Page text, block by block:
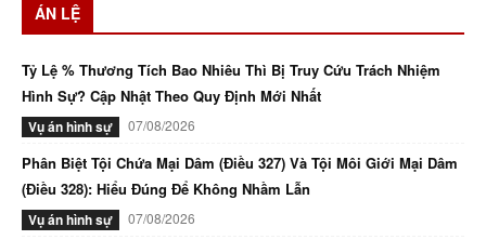
ÁN LỆ
Tỷ Lệ % Thương Tích Bao Nhiêu Thì Bị Truy Cứu Trách Nhiệm
Hình Sự? Cập Nhật Theo Quy Định Mới Nhất
Vụ án hình sự 07/08/2026
Phân Biệt Tội Chứa Mại Dâm (Điều 327) Và Tội Môi Giới Mại Dâm
(Điều 328): Hiểu Đúng Để Không Nhầm Lẫn
Vụ án hình sự 07/08/2026